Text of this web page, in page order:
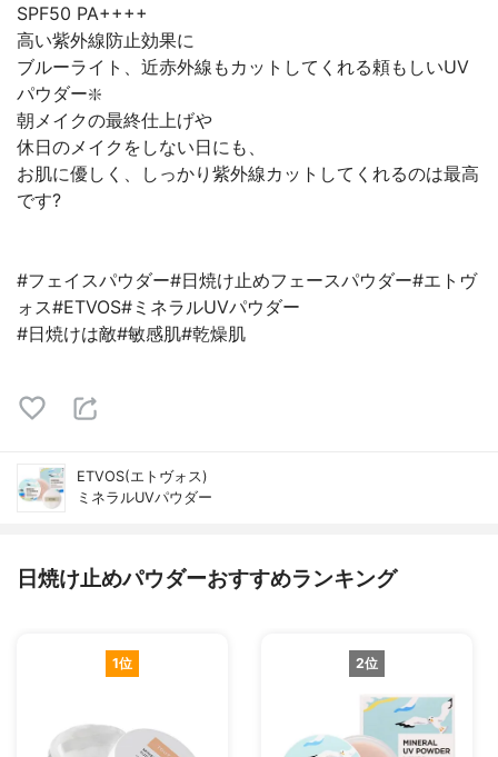
SPF50 PA++++
高い紫外線防止効果に
ブルーライト、近赤外線もカットしてくれる頼もしいUV
パウダー❇️
朝メイクの最終仕上げや
休日のメイクをしない日にも、
お肌に優しく、しっかり紫外線カットしてくれるのは最高
です?
#フェイスパウダー#日焼け止めフェースパウダー#エトヴ
ォス#ETVOS#ミネラルUVパウダー
#日焼けは敵#敏感肌#乾燥肌
ETVOS(エトヴォス)
ミネラルUVパウダー
日焼け止めパウダーおすすめランキング
1位 2位